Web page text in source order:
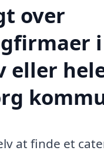
over
i
eller
at finde et